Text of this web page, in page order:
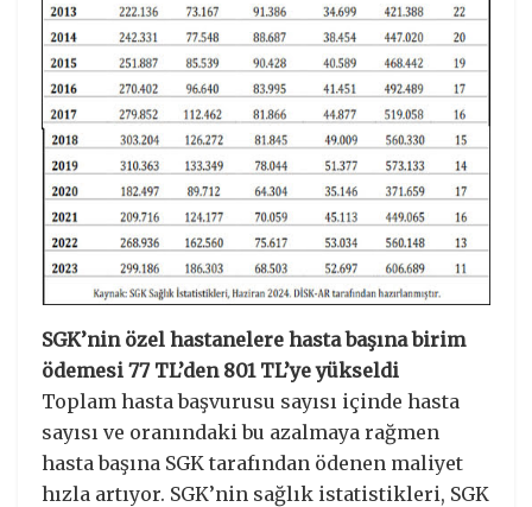
SGK’nin özel hastanelere hasta başına birim
ödemesi 77 TL’den 801 TL’ye yükseldi
Toplam hasta başvurusu sayısı içinde hasta
sayısı ve oranındaki bu azalmaya rağmen
hasta başına SGK tarafından ödenen maliyet
hızla artıyor. SGK’nin sağlık istatistikleri, SGK